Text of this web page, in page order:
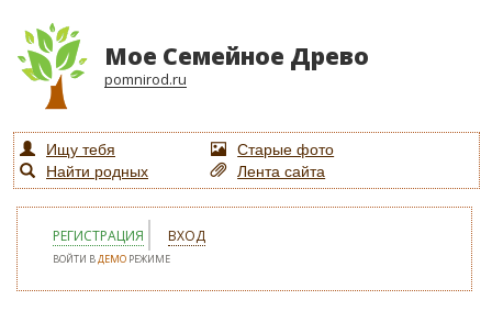
Мое Семейное Древо
pomnirod.ru
Ищу тебя
Старые фото
Найти родных
Лента сайта
РЕГИСТРАЦИЯ ВХОД
ВОЙТИ ВДЕМО РЕЖИМЕ